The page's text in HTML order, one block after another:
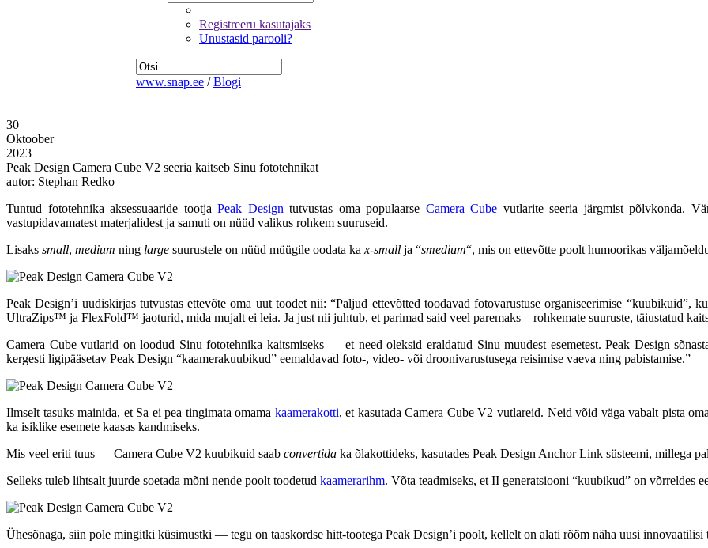
Registreeru kasutajaks
Unustasid parooli?
www.snap.ee / Blogi
30
Oktoober
2023
Peak Design Camera Cube V2 seeria kaitseb Sinu fototehnikat
autor: Stephan Redko
Tuntud fototehnika aksessuaaride tootjaPeak Design tutvustas oma populaarse Camera Cube vutlarite seeria järgmist põlvkonda.
vastupidavamatest materjalidest ja samuti on nüüd valikus rohkem suuruseid.
Lisaks small, medium ning large suurustele on nüüd müügile oodata ka x-small ja “smedium“, mis on ettevõtte poolt humoorikas
Peak Design’i uudiskirjas tutvustas ettevõte oma uut toodet nii: “Paljud ettevõtted toodavad fotovarustuse organiseerimise “kuubikuid”,
UltraZips™ ja FlexFold™ jaoturid, mida mujalt ei leia. Ja just nii juhtub, et parimad said veel paremaks – rohkemate suuruste, täiustatud
Camera Cube vutlarid on loodud Sinu fototehnika kaitsmiseks — et need oleksid eraldatud Sinu muudest esemetest. Peak Design
kergesti ligipääsetav Peak Design “kaamerakuubikud” eemaldavad foto-, video- või droonivarustusega reisimise vaeva ning pabistamise.”
Ilmselt tasuks mainida, et Sa ei pea tingimata omama kaamerakotti, et kasutada Camera Cube V2 vutlareid. Neid võid väga vabalt pista
ka isiklike esemete kaasas kandmiseks.
Mis veel eriti tuus — Camera Cube V2 kuubikuid saab convertida ka õlakottideks, kasutades Peak Design Anchor Link süsteemi, millega
Selleks tuleb lihtsalt juurde soetada mõni nende poolt toodetud kaamerarihm. Võta teadmiseks, et II generatsiooni “kuubikud” on võrreldes
Ühesõnaga, siin pole mingitki küsimustki — tegu on taaskordse hitt-tootega Peak Design’i poolt, kellelt on alati rõõm näha uusi